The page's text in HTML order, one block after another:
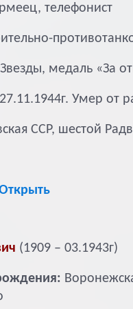
телефонист
медаль «За
27.11.1944г. Умер от
ССР, шестой
(1909 – 03.1943г)